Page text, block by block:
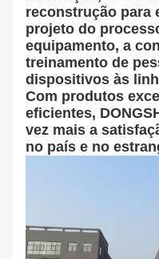
reconstrução para
projeto do
equipamento, a
treinamento de
dispositivos às
Com produtos
eficientes,
vez mais a
no país e no